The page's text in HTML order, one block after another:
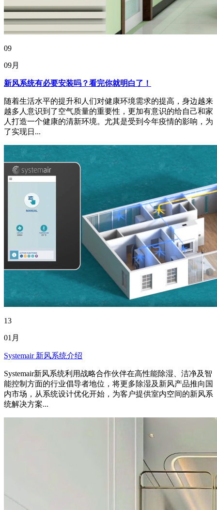
09
09月
新风系统有必要安装吗？看完你就明白了！
随着生活水平的提升和人们对健康环境需求的提高，身边越来
越多人意识到了空气质量的重要性，更加有意识的给自己和家
人打造一个健康的清新环境。尤其是受到今年疫情的影响，为
了实现日...
13
01月
Systemair 新风系统介绍
Systemair新风系统利用战略合作伙伴在高性能除湿、洁净及智
能控制方面的行业倡导者地位，将更多除湿及新风产品推向国
内市场，从系统设计优化开始，为客户提供室内空间的新风系
统解决方案...